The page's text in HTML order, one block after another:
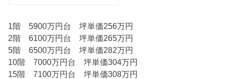
1階 5900万円台 坪単価256万円
2階 6100万円台 坪単価265万円
5階 6500万円台 坪単価282万円
10階 7000万円台 坪単価304万円
15階 7100万円台 坪単価308万円